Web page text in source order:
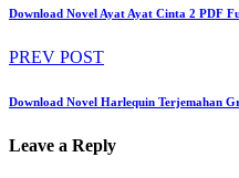
Download Novel Ayat Ayat Cinta 2 PDF
PREV POST
Download Novel Harlequin Terjemahan
Leave a Reply